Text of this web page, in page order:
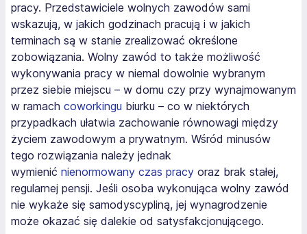
pracy. Przedstawiciele wolnych zawodów sami
wskazują, w jakich godzinach pracują i w jakich
terminach są w stanie zrealizować określone
zobowiązania. Wolny zawód to także możliwość
wykonywania pracy w niemal dowolnie wybranym
przez siebie miejscu – w domu czy przy wynajmowanym
w ramach coworkingu biurku – co w niektórych
przypadkach ułatwia zachowanie równowagi między
życiem zawodowym a prywatnym. Wśród minusów
tego rozwiązania należy jednak
wymienić nienormowany czas pracy oraz brak stałej,
regularnej pensji. Jeśli osoba wykonująca wolny zawód
nie wykaże się samodyscypliną, jej wynagrodzenie
może okazać się dalekie od satysfakcjonującego.